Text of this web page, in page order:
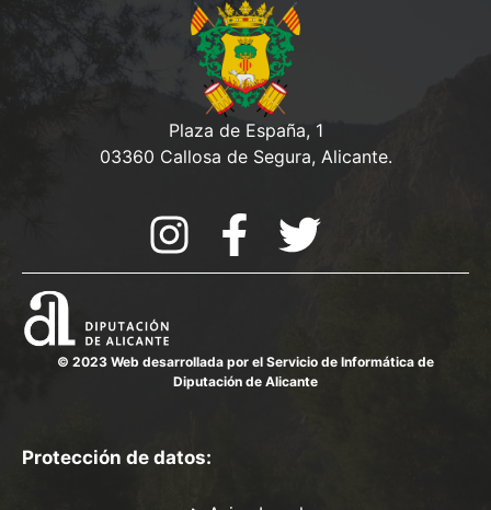
Plaza de España, 1
03360 Callosa de Segura, Alicante.
© 2023 Web desarrollada por el Servicio de Informática de
Diputación de Alicante
Protección de datos: